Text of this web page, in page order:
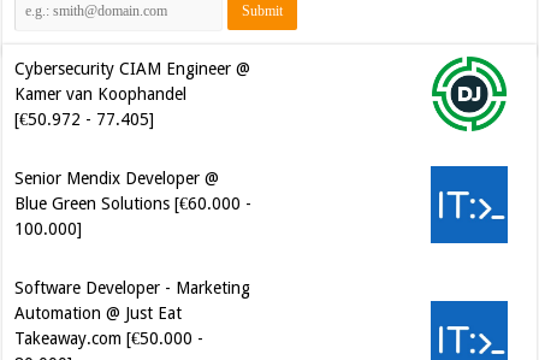
Cybersecurity CIAM Engineer @
Kamer van Koophandel
[€50.972 - 77.405]
Senior Mendix Developer @
Blue Green Solutions [€60.000 -
100.000]
Software Developer - Marketing
Automation @ Just Eat
Takeaway.com [€50.000 -